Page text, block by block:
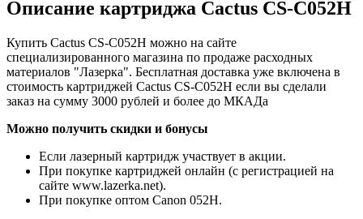
Описание картриджа Cactus CS-C052H
Купить Cactus CS-C052H можно на сайте
специализированного магазина по продаже расходных
материалов "Лазерка". Бесплатная доставка уже включена в
стоимость картриджей Cactus CS-C052H если вы сделали
заказ на сумму 3000 рублей и более до МКАДа
Можно получить скидки и бонусы
Если лазерный картридж участвует в акции.
При покупке картриджей онлайн (с регистрацией на
сайте www.lazerka.net).
При покупке оптом Canon 052H.